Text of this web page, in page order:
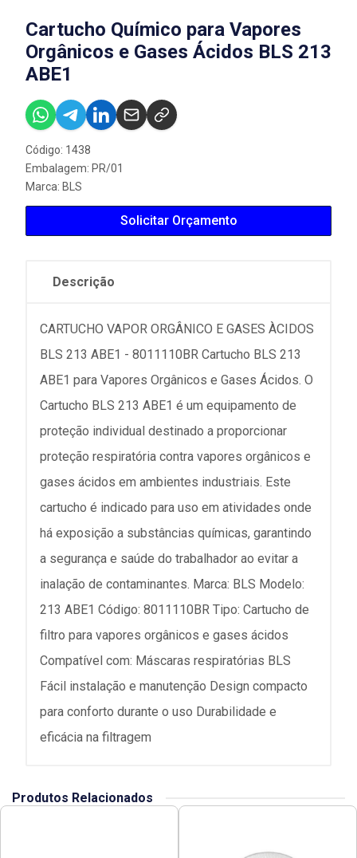
Cartucho Químico para Vapores
Orgânicos e Gases Ácidos BLS 213
ABE1
Código: 1438
Embalagem: PR/01
Marca: BLS
Solicitar Orçamento
Descrição
CARTUCHO VAPOR ORGÂNICO E GASES ÀCIDOS
BLS 213 ABE1 - 8011110BR Cartucho BLS 213
ABE1 para Vapores Orgânicos e Gases Ácidos. O
Cartucho BLS 213 ABE1 é um equipamento de
proteção individual destinado a proporcionar
proteção respiratória contra vapores orgânicos e
gases ácidos em ambientes industriais. Este
cartucho é indicado para uso em atividades onde
há exposição a substâncias químicas, garantindo
a segurança e saúde do trabalhador ao evitar a
inalação de contaminantes. Marca: BLS Modelo:
213 ABE1 Código: 8011110BR Tipo: Cartucho de
filtro para vapores orgânicos e gases ácidos
Compatível com: Máscaras respiratórias BLS
Fácil instalação e manutenção Design compacto
para conforto durante o uso Durabilidade e
eficácia na filtragem
Produtos Relacionados